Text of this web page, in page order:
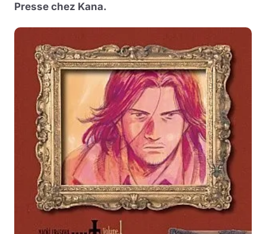
Sciences & Tech
Forum
Presse chez Kana.